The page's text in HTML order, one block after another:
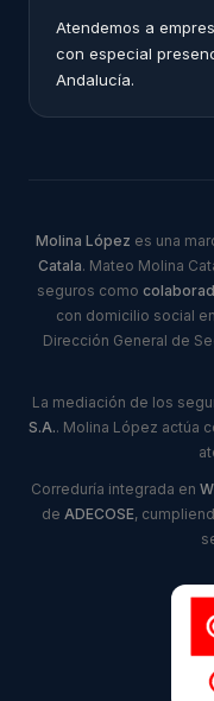
Atendemos a
con especial
Andalucía.
Molina López es una
Catala. Mateo Molina
seguros como
con domicilio social
Dirección General de
La mediación de los
S.A.. Molina López actúa
Correduría integrada en
de ADECOSE,